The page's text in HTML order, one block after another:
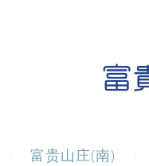
富贵山庄(南)